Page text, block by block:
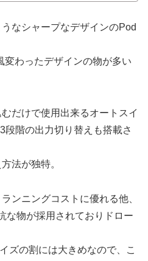
なシャープなデザインのPod
変わったデザインの物が多い
だけで使用出来るオートスイ
段階の出力切り替えも搭載さ
法が独特。
ンニングコストに優れる他、
な物が採用されておりドロー
ズの割には大きめなので、こ